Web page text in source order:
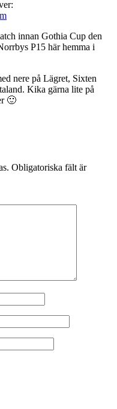
innan Gothia Cup den
P15 här hemma i
nere på Lägret, Sixten
Kika gärna lite på
🙂
Obligatoriska fält är